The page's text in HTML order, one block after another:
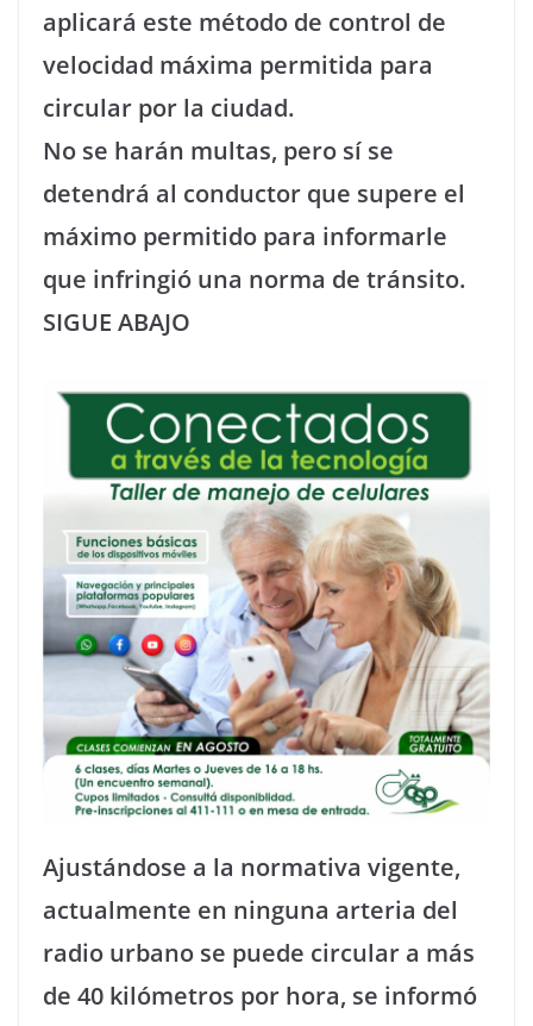
aplicará este método de control de
velocidad máxima permitida para
circular por la ciudad.
No se harán multas, pero sí se
detendrá al conductor que supere el
máximo permitido para informarle
que infringió una norma de tránsito.
SIGUE ABAJO
Ajustándose a la normativa vigente,
actualmente en ninguna arteria del
radio urbano se puede circular a más
de 40 kilómetros por hora, se informó